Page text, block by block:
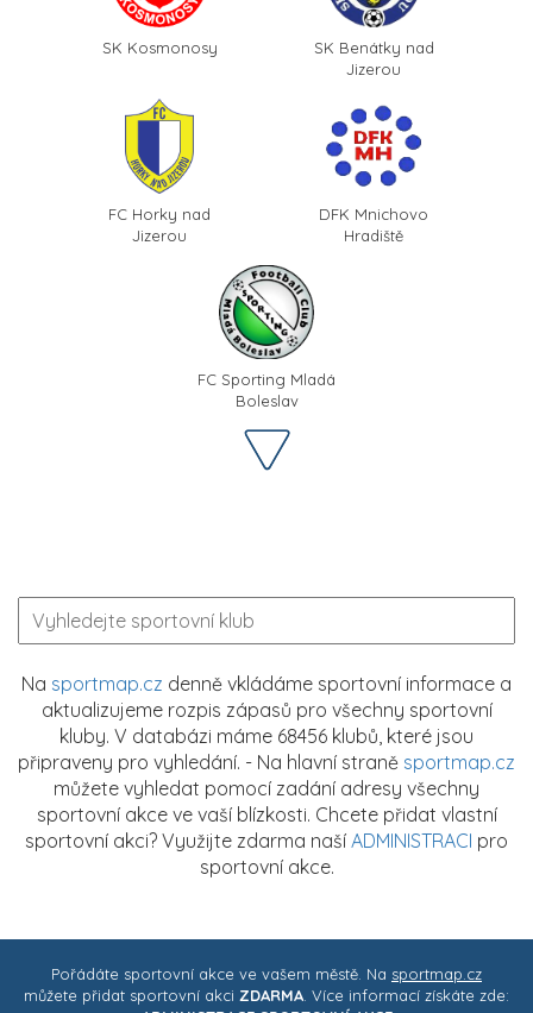
SK Kosmonosy
SK Benátky nad
Jizerou
FC Horky nad
Jizerou
DFK Mnichovo
Hradiště
FC Sporting Mladá
Boleslav
Na sportmap.cz denně vkládáme sportovní informace a
aktualizujeme rozpis zápasů pro všechny sportovní
kluby. V databázi máme 68456 klubů, které jsou
připraveny pro vyhledání. - Na hlavní straně sportmap.cz
můžete vyhledat pomocí zadání adresy všechny
sportovní akce ve vaší blízkosti. Chcete přidat vlastní
sportovní akci? Využijte zdarma naší ADMINISTRACI pro
sportovní akce.
Pořádáte sportovní akce ve vašem městě. Na sportmap.cz
můžete přidat sportovní akci ZDARMA . Více informací získáte zde: